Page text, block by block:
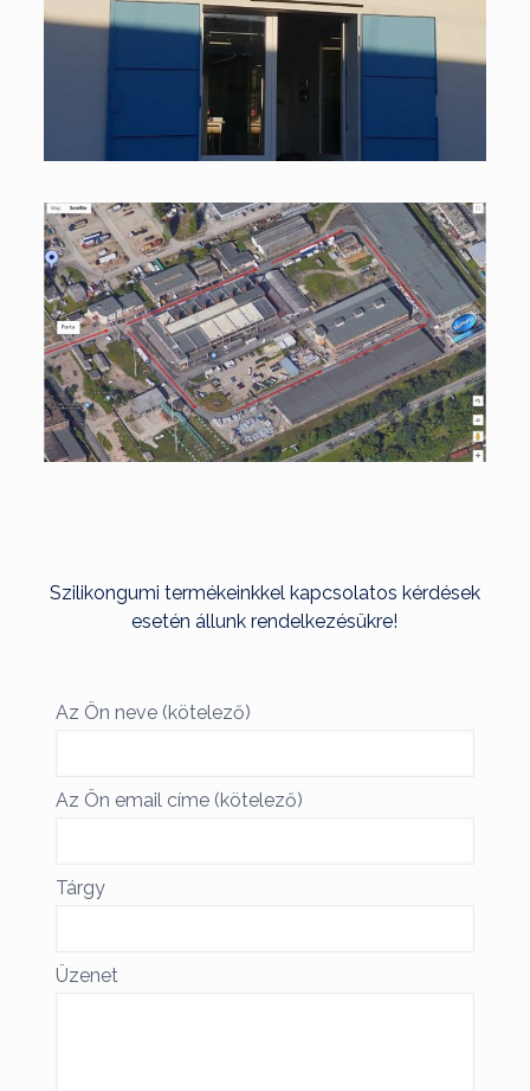
Szilikongumi termékeinkkel kapcsolatos kérdések
esetén állunk rendelkezésükre!
Az Ön neve (kötelező)
Az Ön email címe (kötelező)
Tárgy
Üzenet